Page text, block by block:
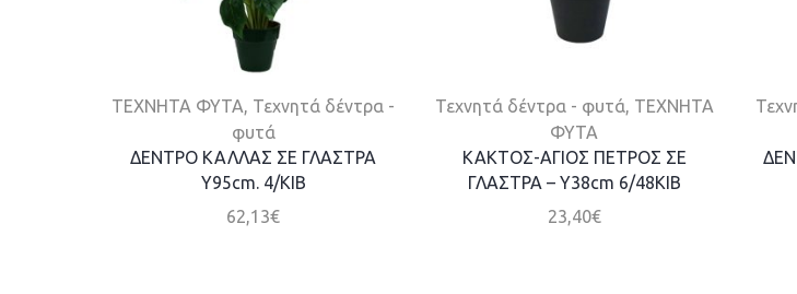
ΤΕΧΝΗΤΑ ΦΥΤΑ, Τεχνητά δέντρα -
φυτά
ΔΕΝΤΡΟ ΚΑΛΛΑΣ ΣΕ ΓΛΑΣΤΡΑ
Y95cm. 4/KIB
62,13€
Τεχνητά δέντρα - φυτά, ΤΕΧΝΗΤΑ
ΦΥΤΑ
ΚΑΚΤΟΣ-ΑΓΙΟΣ ΠΕΤΡΟΣ ΣΕ
ΓΛΑΣΤΡΑ – Y38cm 6/48KIB
23,40€